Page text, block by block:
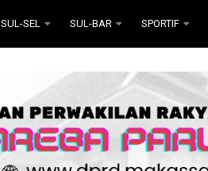
SUL-SEL SUL-BAR SPORTIF